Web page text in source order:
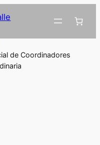
de Coordinadores